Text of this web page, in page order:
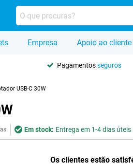
Empresa Apoio ao cliente
Pagamentosseguros
USB-C 30W
Em stock: Entrega em 1-4 dias úteis
Os clientes estão